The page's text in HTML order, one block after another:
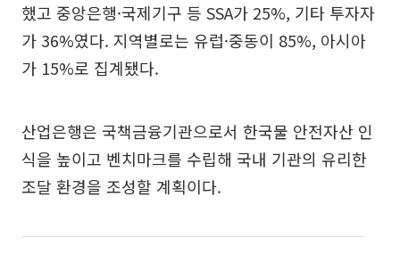
했고 중앙은행·국제기구 등 SSA가 25%, 기타 투자자
가 36%였다. 지역별로는 유럽·중동이 85%, 아시아
가 15%로 집계됐다.
산업은행은 국책금융기관으로서 한국물 안전자산 인
식을 높이고 벤치마크를 수립해 국내 기관의 유리한
조달 환경을 조성할 계획이다.